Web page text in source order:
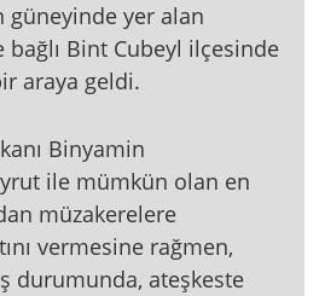
güneyinde yer alan
Bint Cubeyl ilçesinde
araya geldi.
Binyamin
ile mümkün olan en
müzakerelere
vermesine rağmen,
durumunda, ateşkeste